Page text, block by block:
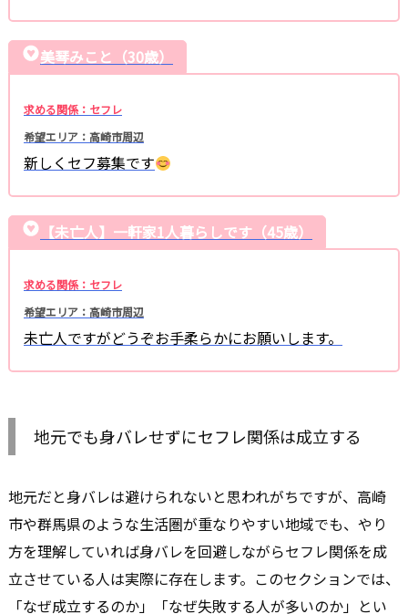
美琴みこと（30歳）
求める関係：セフレ
希望エリア：高崎市周辺
新しくセフ募集です
【未亡人】一軒家1人暮らしです（45歳）
求める関係：セフレ
希望エリア：高崎市周辺
未亡人ですがどうぞお手柔らかにお願いします。
地元でも身バレせずにセフレ関係は成立する
地元だと身バレは避けられないと思われがちですが、高崎
市や群馬県のような生活圏が重なりやすい地域でも、やり
方を理解していれば身バレを回避しながらセフレ関係を成
立させている人は実際に存在します。このセクションでは、
「なぜ成立するのか」「なぜ失敗する人が多いのか」とい